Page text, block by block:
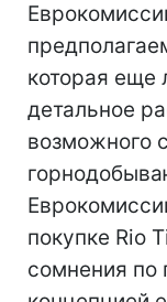
которая еще
детальное
возможного
покупке Rio
сомнения по